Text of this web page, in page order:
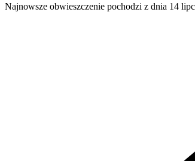
Najnowsze obwieszczenie pochodzi z dnia 14